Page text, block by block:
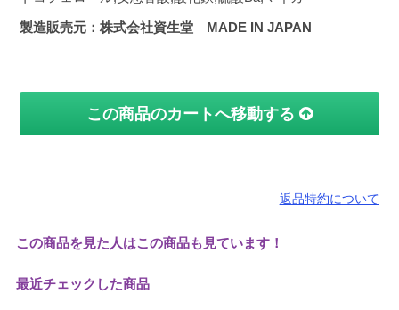
製造販売元：株式会社資生堂 MADE IN JAPAN
この商品のカートへ移動する
返品特約について
この商品を見た人はこの商品も見ています！
最近チェックした商品